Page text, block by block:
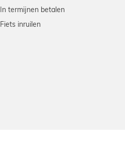
In termijnen betalen
Fiets inruilen